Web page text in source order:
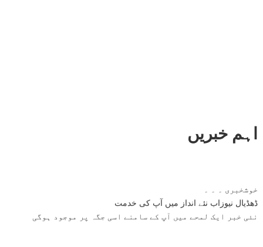
اہم خبریں
ڈھڈیال نیوزاب نئے انداز میں آپ کی خدمت
نئی خبر ایک لمحے میں آپ کے سامنے اسی جگہ پر موجود ہوگی